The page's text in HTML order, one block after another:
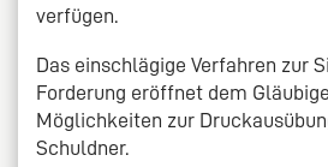
verfügen.
Das einschlägige Verfahren zur
Forderung eröffnet dem
Möglichkeiten zur
Schuldner.